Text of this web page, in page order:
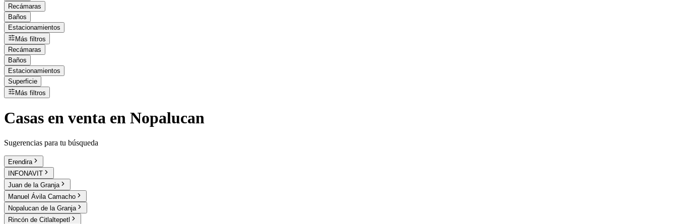
Recámaras
Baños
Estacionamientos
Más filtros
Recámaras
Baños
Estacionamientos
Superficie
Más filtros
Casas en venta en Nopalucan
Sugerencias para tu búsqueda
Erendira
INFONAVIT
Juan de la Granja
Manuel Ávila Camacho
Nopalucan de la Granja
Rincón de Citlaltepetl